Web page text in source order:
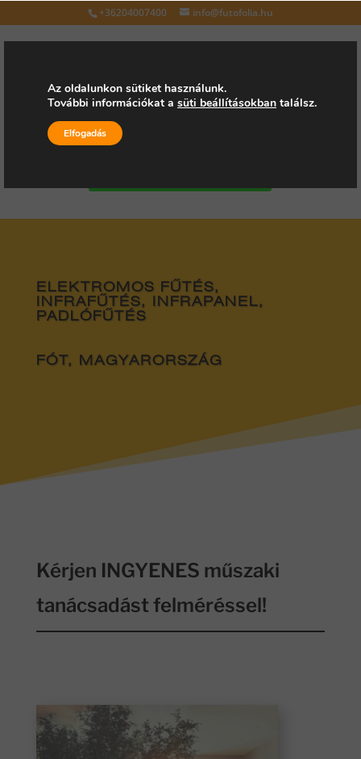
+36204007400 info@futofolia.hu
Válasszon oldalt
ELEKTROMOS FŰTÉS,
INFRAFŰTÉS, INFRAPANEL,
PADLÓFŰTÉS
FÓT, MAGYARORSZÁG
Kérjen INGYENES műszaki
tanácsadást felméréssel!
Az oldalunkon sütiket használunk.
További információkat a süti beállításokban találsz.
Elfogadás